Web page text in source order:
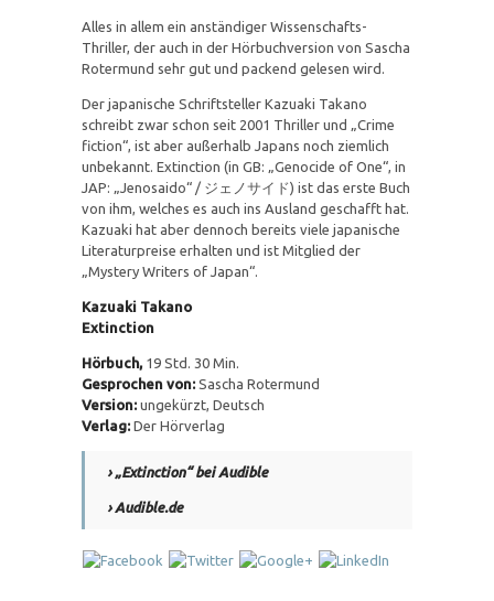
Alles in allem ein anständiger Wissenschafts-
Thriller, der auch in der Hörbuchversion von Sascha
Rotermund sehr gut und packend gelesen wird.
Der japanische Schriftsteller Kazuaki Takano
schreibt zwar schon seit 2001 Thriller und „Crime
fiction“, ist aber außerhalb Japans noch ziemlich
unbekannt. Extinction (in GB: „Genocide of One“, in
JAP: „Jenosaido“ / ジェノサイド) ist das erste Buch
von ihm, welches es auch ins Ausland geschafft hat.
Kazuaki hat aber dennoch bereits viele japanische
Literaturpreise erhalten und ist Mitglied der
„Mystery Writers of Japan“.
Kazuaki Takano
Extinction
Hörbuch, 19 Std. 30 Min.
Gesprochen von: Sascha Rotermund
Version: ungekürzt, Deutsch
Verlag: Der Hörverlag
› „Extinction“ bei Audible
› Audible.de